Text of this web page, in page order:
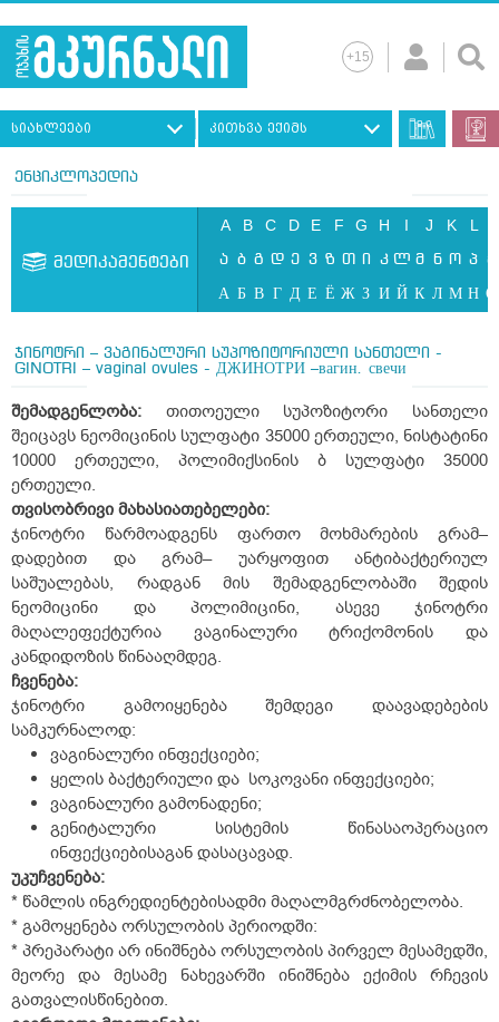
სიახლეები კითხვა ექიმს
ენციკლოპედია
მედიკამენტები
A B C D E F G H I J K L
ა ბ გ დ ე ვ ზ თ ი კ ლ მ ნ ო პ ჟ
А Б В Г Д Е Ё Ж З И Й К Л М Н О
ჯინოტრი – ვაგინალური სუპოზიტორიული სანთელი -
GINOTRI – vaginal ovules - ДЖИНОТРИ –вагин. свечи
შემადგენლობა: თითოეული სუპოზიტორი სანთელი
შეიცავს ნეომიცინის სულფატი 35000 ერთეული, ნისტატინი
10000 ერთეული, პოლიმიქსინის ბ სულფატი 35000
ერთეული.
თვისობრივი მახასიათებელები:
ჯინოტრი წარმოადგენს ფართო მოხმარების გრამ–
დადებით და გრამ– უარყოფით ანტიბაქტერიულ
საშუალებას, რადგან მის შემადგენლობაში შედის
ნეომიცინი და პოლიმიცინი, ასევე ჯინოტრი
მაღალეფექტურია ვაგინალური ტრიქომონის და
კანდიდოზის წინააღმდეგ.
ჩვენება:
ჯინოტრი გამოიყენება შემდეგი დაავადებების
სამკურნალოდ:
ვაგინალური ინფექციები;
ყელის ბაქტერიული და სოკოვანი ინფექციები;
ვაგინალური გამონადენი;
გენიტალური სისტემის წინასაოპერაციო
ინფექციებისაგან დასაცავად.
უკუჩვენება:
* წამლის ინგრედიენტებისადმი მაღალმგრძნობელობა.
* გამოყენება ორსულობის პერიოდში:
* პრეპარატი არ ინიშნება ორსულობის პირველ მესამედში,
მეორე და მესამე ნახევარში ინიშნება ექიმის რჩევის
გათვალისწინებით.